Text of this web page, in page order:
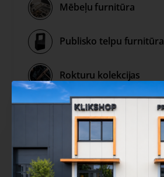
Mēbeļu furnitūra
Publisko telpu furnitūra
Rokturu kolekcijas
Izpārdošana